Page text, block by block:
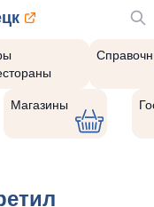
Магазины